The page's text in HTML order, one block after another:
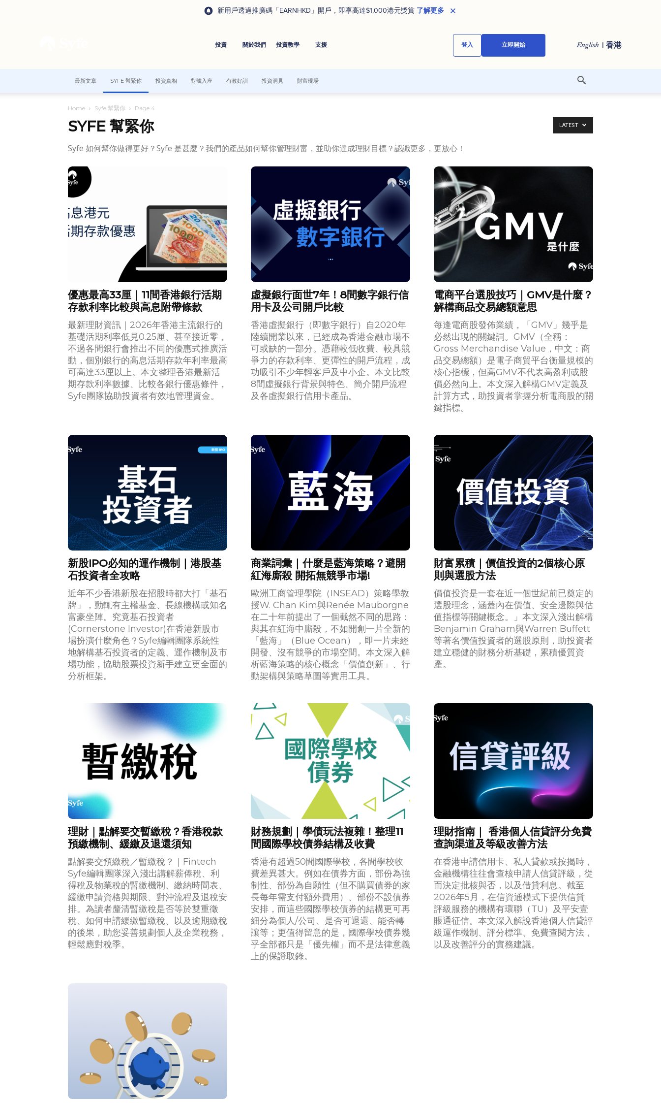
新用戶透過推廣碼「EARNHKD」開戶，即享高達$1,000港元獎賞 了解更多
投資 關於我們 投資教學 ⽀援 登入 立即開始 English | 香港
最新文章 SYFE 幫緊你 投資真相 對號入座 有教好訓 投資洞見 財富現場
Home Syfe 幫緊你 Page 4
SYFE 幫緊你
Syfe 如何幫你做得更好？Syfe 是甚麼？我們的產品如何幫你管理財富，並助你達成理財目標？認識更多，更放心！
LATEST
優惠最高33厘｜11間香港銀行活期
存款利率比較與高息附帶條款
最新理財資訊｜2026年香港主流銀行的
基礎活期利率低見0.25厘、甚至接近零，
不過各間銀行會推出不同的優惠式推廣活
動，個別銀行的高息活期存款年利率最高
可高達33厘以上。本文整理香港最新活
期存款利率數據、比較各銀行優惠條件，
Syfe團隊協助投資者有效地管理資金。
虛擬銀行面世7年！8間數字銀行信
用卡及公司開戶比較
香港虛擬銀行（即數字銀行）自2020年
陸續開業以來，已經成為香港金融市場不
可或缺的一部分。憑藉較低收費、較具競
爭力的存款利率、更彈性的開戶流程，成
功吸引不少年輕客戶及中小企。本文比較
8間虛擬銀行背景與特色、簡介開戶流程
及各虛擬銀行信用卡產品。
電商平台選股技巧｜GMV是什麼？
解構商品交易總額意思
每逢電商股發佈業績，「GMV」幾乎是
必然出現的關鍵詞。GMV（全稱：
Gross Merchandise Value，中文：商
品交易總額）是電子商貿平台衡量規模的
核心指標，但高GMV不代表高盈利或股
價必然向上。本文深入解構GMV定義及
計算方式，助投資者掌握分析電商股的關
鍵指標。
新股IPO必知的運作機制｜港股基
石投資者全攻略
近年不少香港新股在招股時都大打「基石
牌」，動輒有主權基金、長線機構或知名
富豪坐陣。究竟基石投資者
(Cornerstone Investor)在香港新股市
場扮演什麼角色？Syfe編輯團隊系統性
地解構基石投資者的定義、運作機制及市
場功能，協助股票投資新手建立更全面的
分析框架。
商業詞彙｜什麼是藍海策略？避開
紅海廝殺 開拓無競爭市場!
歐洲工商管理學院（INSEAD）策略學教
授W. Chan Kim與Renée Mauborgne
在二十年前提出了一個截然不同的思路：
與其在紅海中廝殺，不如開創一片全新的
「藍海」（Blue Ocean），即一片未經
開發、沒有競爭的市場空間。本文深入解
析藍海策略的核心概念「價值創新」、行
動架構與策略草圖等實用工具。
財富累積｜價值投資的2個核心原
則與選股方法
價值投資是一套在近一個世紀前已奠定的
選股理念，涵蓋內在價值、安全邊際與估
值指標等關鍵概念。」本文深入淺出解構
Benjamin Graham與Warren Buffett
等著名價值投資者的選股原則，助投資者
建立穩健的財務分析基礎，累積優質資
產。
理財｜點解要交暫繳稅？香港稅款
預繳機制、緩繳及退還須知
點解要交預繳稅／暫繳稅？｜Fintech
Syfe編輯團隊深入淺出講解薪俸稅、利
得稅及物業稅的暫繳機制、繳納時間表、
緩繳申請資格與期限、對沖流程及退稅安
排。為讀者釐清暫繳稅是否等於雙重徵
稅、如何申請緩繳暫繳稅、以及逾期繳稅
的後果，助您妥善規劃個人及企業稅務，
輕鬆應對稅季。
財務規劃｜學債玩法複雜！整理11
間國際學校債券結構及收費
香港有超過50間國際學校，各間學校收
費差異甚大。例如在債券方面，部份為強
制性、部份為自願性（但不購買債券的家
長每年需支付額外費用）、部份不設債券
安排，而這些國際學校債券的結構更可再
細分為個人/公司、是否可退還、能否轉
讓等；更值得留意的是，國際學校債券幾
乎全部都只是「優先權」而不是法律意義
上的保證取錄。
理財指南｜ 香港個人信貸評分免費
查詢渠道及等級改善方法
在香港申請信用卡、私人貸款或按揭時，
金融機構往往會查核申請人信貸評級，從
而決定批核與否，以及借貸利息。截至
2026年5月，在信資通模式下提供信貸
評級服務的機構有環聯（TU）及平安壹
賬通征信。本文深入解說香港個人信貸評
級運作機制、評分標準、免費查閱方法，
以及改善評分的實務建議。